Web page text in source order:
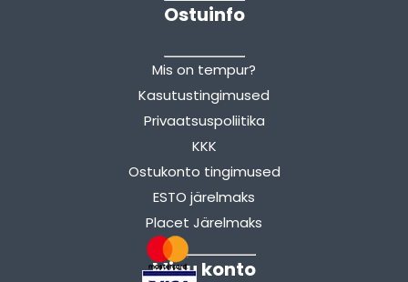
Ostuinfo
Mis on tempur?
Kasutustingimused
Privaatsuspoliitika
KKK
Ostukonto tingimused
ESTO järelmaks
Placet Järelmaks
Minu konto